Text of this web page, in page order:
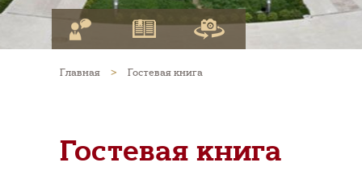
Главная > Гостевая книга
Гостевая книга